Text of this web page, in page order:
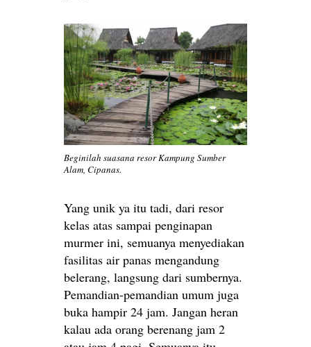
Beginilah suasana resor Kampung Sumber
Alam, Cipanas.
Yang unik ya itu tadi, dari resor
kelas atas sampai penginapan
murmer ini, semuanya menyediakan
fasilitas air panas mengandung
belerang, langsung dari sumbernya.
Pemandian-pemandian umum juga
buka hampir 24 jam. Jangan heran
kalau ada orang berenang jam 2